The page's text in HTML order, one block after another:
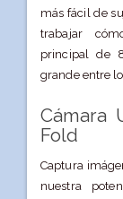
más fácil de
trabajar
principal de
grande entre
Cámara
Fold
Captura
nuestra